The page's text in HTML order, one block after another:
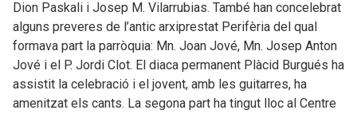
Dion Paskali i Josep M. Vilarrubias. També han concelebrat
alguns preveres de l’antic arxiprestat Perifèria del qual
formava part la parròquia: Mn. Joan Jové, Mn. Josep Anton
Jové i el P. Jordi Clot. El diaca permanent Plàcid Burgués ha
assistit la celebració i el jovent, amb les guitarres, ha
amenitzat els cants. La segona part ha tingut lloc al Centre